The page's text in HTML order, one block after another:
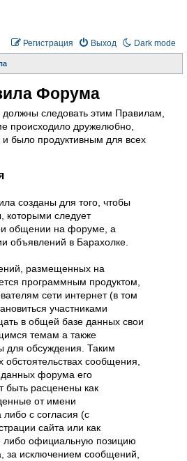
Dark mode
Выход
Регистрация
Форума
должны следовать этим Правилам,
происходило дружелюбно,
и было продуктивным для всех
созданы для того, чтобы
которыми следует
общении на форуме, а
объявлений в Барахолке.
размещенных на
программным продуктом,
сети интернет (в том
участниками
в общей базе данных свои
темам а также
для обсуждения. Таким
обстоятельствах сообщения,
форума его
быть расценены как
от имени
с согласия (с
сайта или как
официальную позицию
за исключением сообщений,